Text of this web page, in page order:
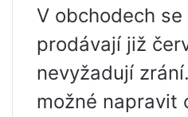
V obchodech
prodávají již
nevyžadují
možné napravit